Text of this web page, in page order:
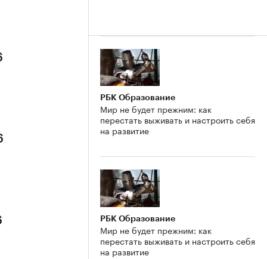
РБК Образование
Мир не будет прежним: как
перестать выживать и настроить себя
на развитие
РБК Образование
Мир не будет прежним: как
перестать выживать и настроить себя
на развитие